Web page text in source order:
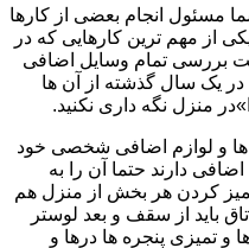
مسئول انجام بعضی از کارها
از مهم ترین کارهایی که در
بررسی تمام وسایل اضافی
یک سال گذشته از آن ها
منزل نگه داری نکنید.
ها و لوازم اضافی شخصی خود
دارند حتما آن را به
کردن هر بخش از منزل هم
باید از سقف و بعد لوستر
تمیزی پنجره ها درها و